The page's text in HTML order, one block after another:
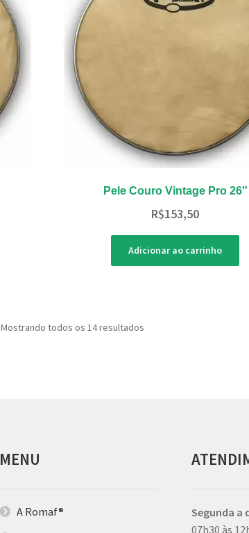
Pele Couro Vintage Pro 26″
R$153,50
Adicionar ao carrinho
Mostrando todos os 14 resultados
MENU
A Romaf®
Segunda a
07h30 às